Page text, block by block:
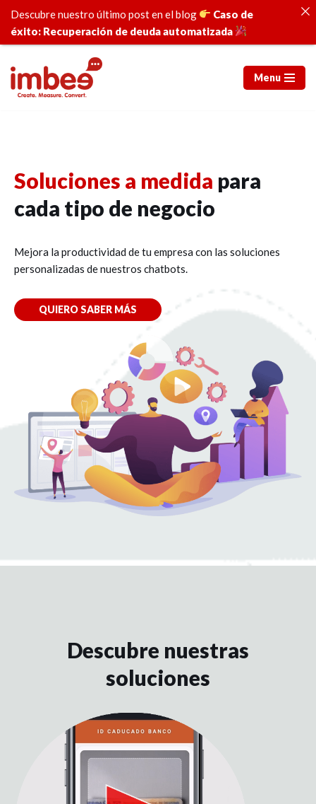
Saltar
al
Menu
Soluciones a medida para
cada tipo de negocio
Mejora la productividad de tu empresa con las soluciones
personalizadas de nuestros chatbots.
QUIERO SABER MÁS
Descubre nuestras
soluciones
Descubre nuestro último post en el blog
Caso de
éxito: Recuperación de deuda automatizada